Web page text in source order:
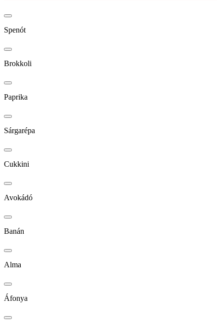
Spenót
Brokkoli
Paprika
Sárgarépa
Cukkini
Avokádó
Banán
Alma
Áfonya